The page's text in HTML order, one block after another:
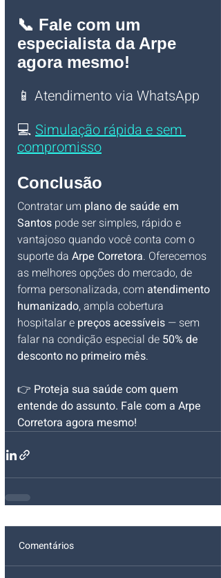
📞 Fale com um
especialista da Arpe
agora mesmo!
📱 Atendimento via WhatsApp
💻 Simulação rápida e sem
compromisso
Conclusão
Contratar um plano de saúde em
Santos pode ser simples, rápido e
vantajoso quando você conta com o
suporte da Arpe Corretora. Oferecemos
as melhores opções do mercado, de
forma personalizada, com atendimento
humanizado, ampla cobertura
hospitalar e preços acessíveis — sem
falar na condição especial de 50% de
desconto no primeiro mês.
👉 Proteja sua saúde com quem
entende do assunto. Fale com a Arpe
Corretora agora mesmo!
Comentários